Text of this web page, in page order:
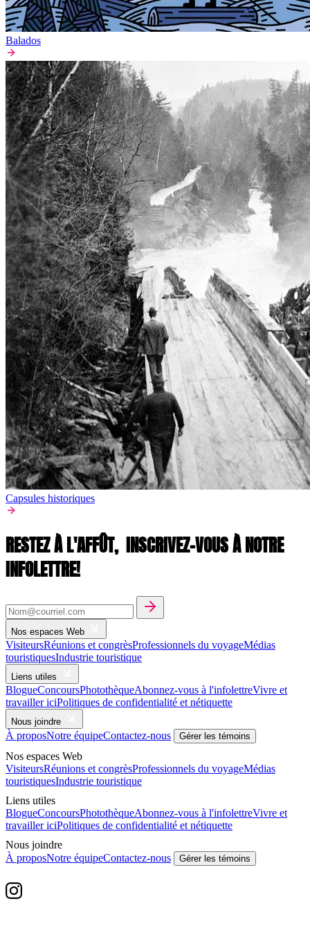
Balados
Capsules historiques
RESTEZ À L'AFFÛT, INSCRIVEZ-VOUS À NOTRE
INFOLETTRE!
Nos espaces Web
VisiteursRéunions et congrèsProfessionnels du voyageMédias
touristiquesIndustrie touristique
Liens utiles
BlogueConcoursPhotothèqueAbonnez-vous à l'infolettreVivre et
travailler iciPolitiques de confidentialité et nétiquette
Nous joindre
À proposNotre équipeContactez-nous Gérer les témoins
Nos espaces Web
VisiteursRéunions et congrèsProfessionnels du voyageMédias
touristiquesIndustrie touristique
Liens utiles
BlogueConcoursPhotothèqueAbonnez-vous à l'infolettreVivre et
travailler iciPolitiques de confidentialité et nétiquette
Nous joindre
À proposNotre équipeContactez-nous Gérer les témoins